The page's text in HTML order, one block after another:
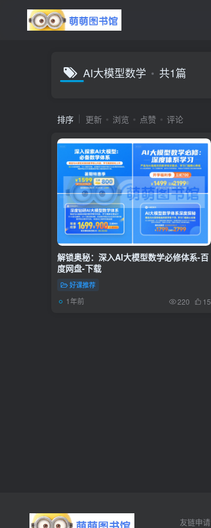
AI大模型数学 共1篇
排序 更新 浏览 点赞 评论
解锁奥秘：深入AI大模型数学必修体系-百
度网盘-下载
好课推荐
1年前 220 15
友链申请